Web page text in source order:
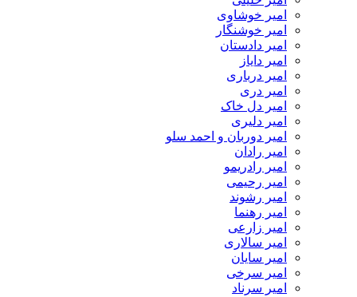
امیر خوشاوی
امیر خوشنگار
امیر دادستان
امیر دایاز
امیر درباری
امیر دری
امیر دل خاک
امیر دلیری
امیر دوربان و احمد سلو
امیر رادان
امیر رادریمو
امیر رحیمی
امیر رشوند
امیر رهنما
امیر زارعی
امیر سالاری
امیر سایان
امیر سرخی
امیر سرناد